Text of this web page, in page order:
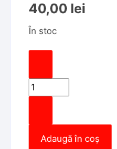
40,00 lei
În stoc
Cantitate
Carcasa
Briceag
Thunder
Adaugă în coș